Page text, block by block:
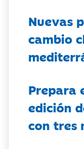
Nuevas
cambio
Prepara
edición
con tres